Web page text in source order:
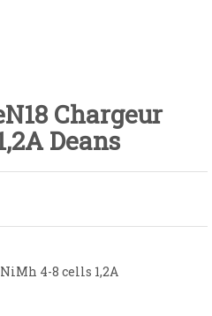
Chargeur
Deans
4-8 cells 1,2A